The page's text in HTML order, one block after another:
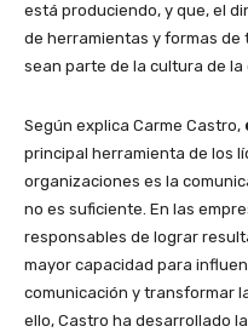
está produciendo, y que, el
de herramientas y formas
sean parte de la cultura de la
Según explica Carme Castro,
principal herramienta de los
organizaciones es la
no es suficiente. En las
responsables de lograr
mayor capacidad para
comunicación y transformar
ello, Castro ha desarrollado